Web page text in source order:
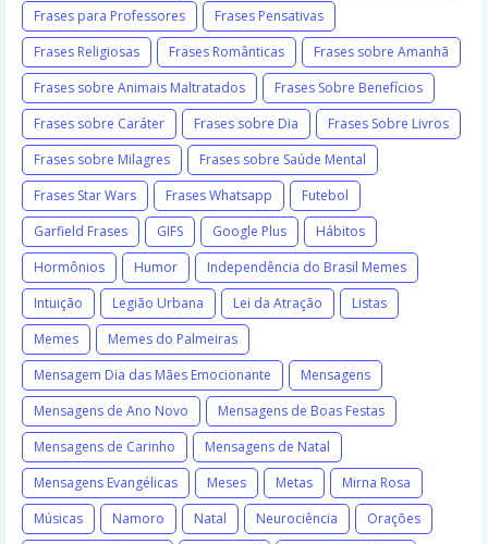
Frases para Professores
Frases Pensativas
Frases Religiosas
Frases Românticas
Frases sobre Amanhã
Frases sobre Animais Maltratados
Frases Sobre Benefícios
Frases sobre Caráter
Frases sobre Dia
Frases Sobre Livros
Frases sobre Milagres
Frases sobre Saúde Mental
Frases Star Wars
Frases Whatsapp
Futebol
Garfield Frases
GIFS Google Plus
Hábitos
Hormônios
Humor
Independência do Brasil Memes
Intuição
Legião Urbana Lei da Atração
Listas
Memes
Memes do Palmeiras
Mensagem Dia das Mães Emocionante
Mensagens
Mensagens de Ano Novo
Mensagens de Boas Festas
Mensagens de Carinho
Mensagens de Natal
Mensagens Evangélicas
Meses Metas
Mirna Rosa
Músicas
Namoro Natal Neurociência
Orações